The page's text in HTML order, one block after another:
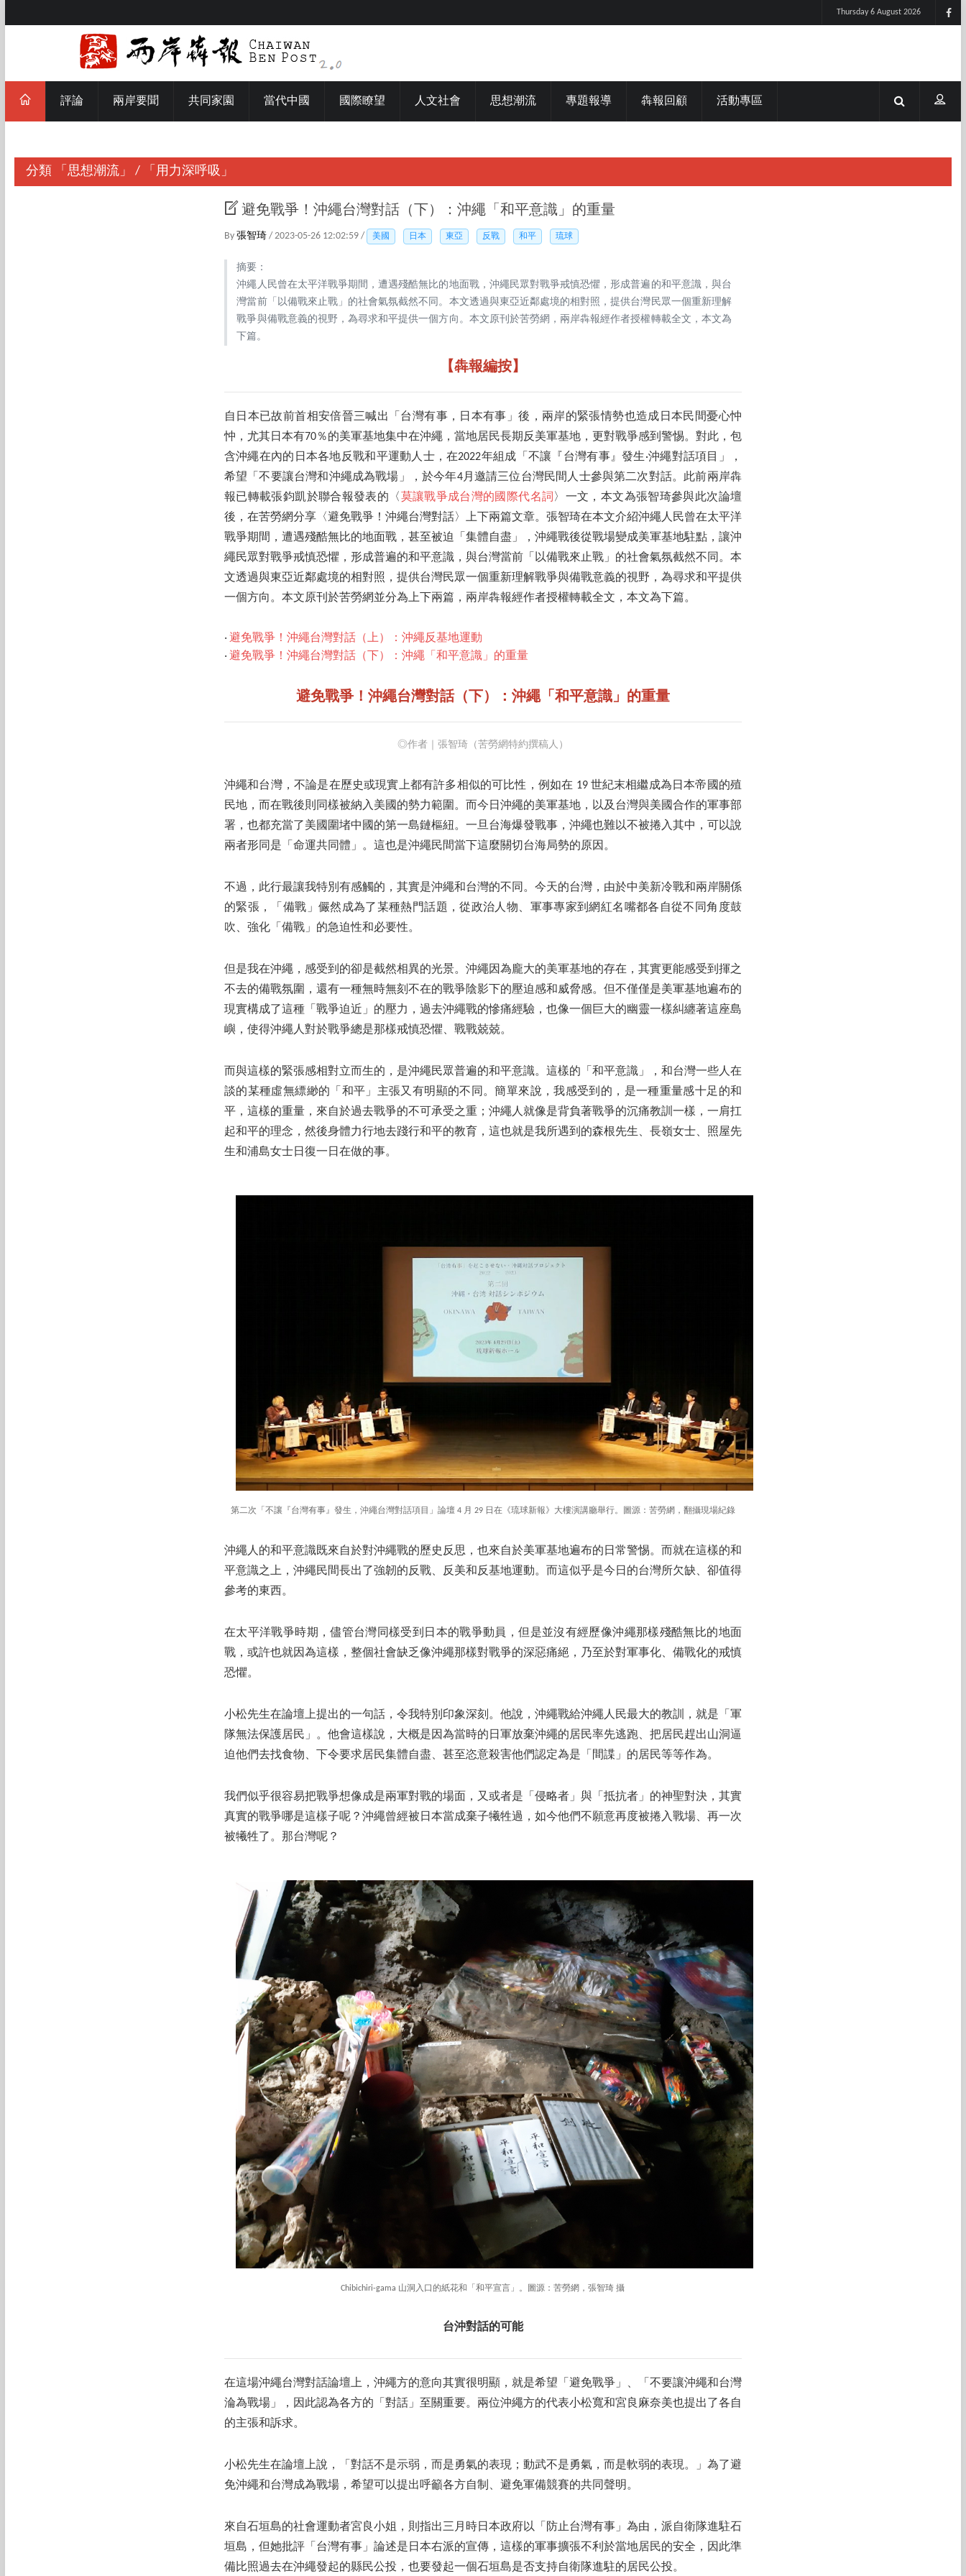
Thursday 6 August 2026
評論 兩岸要聞 共同家園 當代中國 國際瞭望 人文社會 思想潮流 專題報導 犇報回顧 活動專區
分類 「思想潮流」 / 「用力深呼吸」
避免戰爭！沖繩台灣對話（下）：沖繩「和平意識」的重量
By 張智琦 / 2023-05-26 12:02:59 / 美國 日本 東亞 反戰 和平 琉球
摘要：
沖繩人民曾在太平洋戰爭期間，遭遇殘酷無比的地面戰，沖繩民眾對戰爭戒慎恐懼，形成普遍的和平意識，與台
灣當前「以備戰來止戰」的社會氣氛截然不同。本文透過與東亞近鄰處境的相對照，提供台灣民眾一個重新理解
戰爭與備戰意義的視野，為尋求和平提供一個方向。本文原刊於苦勞網，兩岸犇報經作者授權轉載全文，本文為
下篇。
【犇報編按】
自日本已故前首相安倍晉三喊出「台灣有事，日本有事」後，兩岸的緊張情勢也造成日本民間憂心忡
忡，尤其日本有70％的美軍基地集中在沖繩，當地居民長期反美軍基地，更對戰爭感到警惕。對此，包
含沖繩在內的日本各地反戰和平運動人士，在2022年組成「不讓『台灣有事』發生·沖繩對話項目」，
希望「不要讓台灣和沖繩成為戰場」，於今年4月邀請三位台灣民間人士參與第二次對話。此前兩岸犇
報已轉載張鈞凱於聯合報發表的〈莫讓戰爭成台灣的國際代名詞 〉一文，本文為張智琦參與此次論壇
後，在苦勞網分享〈避免戰爭！沖繩台灣對話〉上下兩篇文章。張智琦在本文介紹沖繩人民曾在太平洋
戰爭期間，遭遇殘酷無比的地面戰，甚至被迫「集體自盡」，沖繩戰後從戰場變成美軍基地駐點，讓沖
繩民眾對戰爭戒慎恐懼，形成普遍的和平意識，與台灣當前「以備戰來止戰」的社會氣氛截然不同。本
文透過與東亞近鄰處境的相對照，提供台灣民眾一個重新理解戰爭與備戰意義的視野，為尋求和平提供
一個方向。本文原刊於苦勞網並分為上下兩篇，兩岸犇報經作者授權轉載全文，本文為下篇。
‧ 避免戰爭！沖繩台灣對話（上）：沖繩反基地運動
‧ 避免戰爭！沖繩台灣對話（下）：沖繩「和平意識」的重量
避免戰爭！沖繩台灣對話（下）：沖繩「和平意識」的重量
◎作者｜張智琦（苦勞網特約撰稿人）
沖繩和台灣，不論是在歷史或現實上都有許多相似的可比性，例如在 19 世紀末相繼成為日本帝國的殖
民地，而在戰後則同樣被納入美國的勢力範圍。而今日沖繩的美軍基地，以及台灣與美國合作的軍事部
署，也都充當了美國圍堵中國的第一島鏈樞紐。一旦台海爆發戰事，沖繩也難以不被捲入其中，可以說
兩者形同是「命運共同體」。這也是沖繩民間當下這麼關切台海局勢的原因。
不過，此行最讓我特別有感觸的，其實是沖繩和台灣的不同。今天的台灣，由於中美新冷戰和兩岸關係
的緊張，「備戰」儼然成為了某種熱門話題，從政治人物、軍事專家到網紅名嘴都各自從不同角度鼓
吹、強化「備戰」的急迫性和必要性。
但是我在沖繩，感受到的卻是截然相異的光景。沖繩因為龐大的美軍基地的存在，其實更能感受到揮之
不去的備戰氛圍，還有一種無時無刻不在的戰爭陰影下的壓迫感和威脅感。但不僅僅是美軍基地遍布的
現實構成了這種「戰爭迫近」的壓力，過去沖繩戰的慘痛經驗，也像一個巨大的幽靈一樣糾纏著這座島
嶼，使得沖繩人對於戰爭總是那樣戒慎恐懼、戰戰兢兢。
而與這樣的緊張感相對立而生的，是沖繩民眾普遍的和平意識。這樣的「和平意識」，和台灣一些人在
談的某種虛無縹緲的「和平」主張又有明顯的不同。簡單來說，我感受到的，是一種重量感十足的和
平，這樣的重量，來自於過去戰爭的不可承受之重；沖繩人就像是背負著戰爭的沉痛教訓一樣，一肩扛
起和平的理念，然後身體力行地去踐行和平的教育，這也就是我所遇到的森根先生、長嶺女士、照屋先
生和浦島女士日復一日在做的事。
第二次「不讓『台灣有事』發生，沖繩台灣對話項目」論壇 4 月 29 日在《琉球新報》大樓演講廳舉行。圖源：苦勞網，翻攝現場紀錄
沖繩人的和平意識既來自於對沖繩戰的歷史反思，也來自於美軍基地遍布的日常警惕。而就在這樣的和
平意識之上，沖繩民間長出了強韌的反戰、反美和反基地運動。而這似乎是今日的台灣所欠缺、卻值得
參考的東西。
在太平洋戰爭時期，儘管台灣同樣受到日本的戰爭動員，但是並沒有經歷像沖繩那樣殘酷無比的地面
戰，或許也就因為這樣，整個社會缺乏像沖繩那樣對戰爭的深惡痛絕，乃至於對軍事化、備戰化的戒慎
恐懼。
小松先生在論壇上提出的一句話，令我特別印象深刻。他說，沖繩戰給沖繩人民最大的教訓，就是「軍
隊無法保護居民」。他會這樣說，大概是因為當時的日軍放棄沖繩的居民率先逃跑、把居民趕出山洞逼
迫他們去找食物、下令要求居民集體自盡、甚至恣意殺害他們認定為是「間諜」的居民等等作為。
我們似乎很容易把戰爭想像成是兩軍對戰的場面，又或者是「侵略者」與「抵抗者」的神聖對決，其實
真實的戰爭哪是這樣子呢？沖繩曾經被日本當成棄子犧牲過，如今他們不願意再度被捲入戰場、再一次
被犧牲了。那台灣呢？
Chibichiri-gama 山洞入口的紙花和「和平宣言」。圖源：苦勞網，張智琦 攝
台沖對話的可能
在這場沖繩台灣對話論壇上，沖繩方的意向其實很明顯，就是希望「避免戰爭」、「不要讓沖繩和台灣
淪為戰場」，因此認為各方的「對話」至關重要。兩位沖繩方的代表小松寬和宮良麻奈美也提出了各自
的主張和訴求。
小松先生在論壇上說，「對話不是示弱，而是勇氣的表現；動武不是勇氣，而是軟弱的表現。」為了避
免沖繩和台灣成為戰場，希望可以提出呼籲各方自制、避免軍備競賽的共同聲明。
來自石垣島的社會運動者宮良小姐，則指出三月時日本政府以「防止台灣有事」為由，派自衛隊進駐石
垣島，但她批評「台灣有事」論述是日本右派的宣傳，這樣的軍事擴張不利於當地居民的安全，因此準
備比照過去在沖繩發起的縣民公投，也要發起一個石垣島是否支持自衛隊進駐的居民公投。